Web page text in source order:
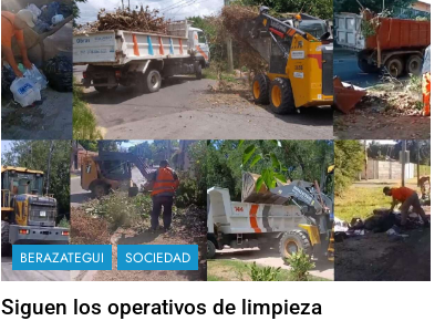
BERAZATEGUI SOCIEDAD
Siguen los operativos de limpieza